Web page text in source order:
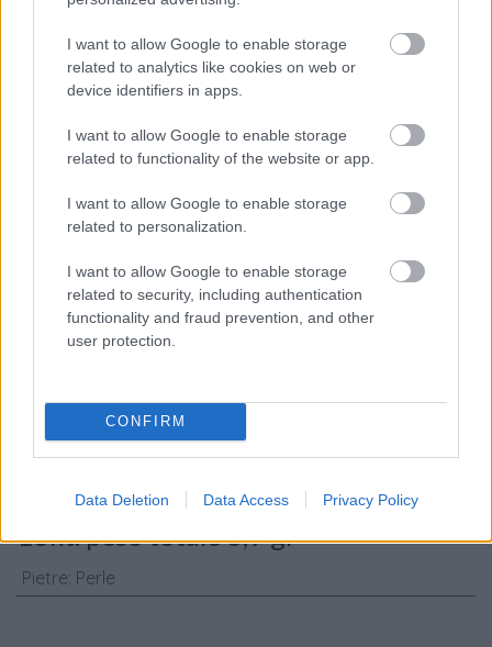
I want to allow Google to enable storage
related to analytics like cookies on web or
device identifiers in apps.
I want to allow Google to enable storage
related to functionality of the website or app.
I want to allow Google to enable storage
related to personalization.
I want to allow Google to enable storage
related to security, including authentication
functionality and fraud prevention, and other
user protection.
CONFIRM
Data Deletion Data Access Privacy Policy
La tua richiesta *
Consenso al
trattamento dati
Invia
Caratteristiche: Anello perla - Oro
18kt. peso totale 3,9 gr
Pietre: Perle